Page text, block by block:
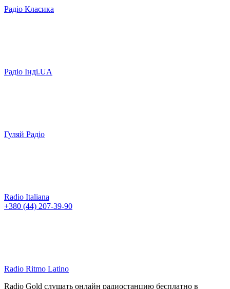
Радіо Класика
Радіо Інді.UA
Гуляй Радіо
Radio Italiana
+380 (44) 207-39-90
Radio Ritmo Latino
Radio Gold слушать онлайн радиостанцию бесплатно в